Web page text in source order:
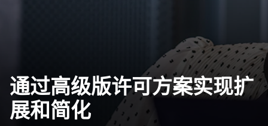
通过高级版许可方案实现扩
展和简化